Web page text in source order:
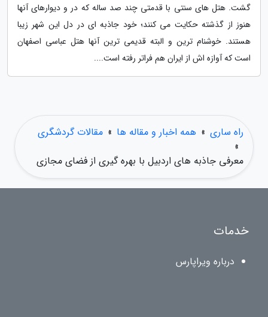
گشت. هتل های سنتی با قدمتی چند صد ساله که در و دیوارهای آنها
هنوز از گذشته حکایت می کنند؛ خود جاذبه ای در دل این شهر زیبا
هستند. خوشنام ترین و البته قدیمی ترین آنها هتل عباسی اصفهان
است که آوازه اش از ایران هم فراتر رفته است....
راه ساری » همه اخبار و مقاله ها » مقالات گردشگری
»
معرفی جاذبه های اردبیل با بهره گیری از فضای مجازی
خدمات
درباره ویراپارس